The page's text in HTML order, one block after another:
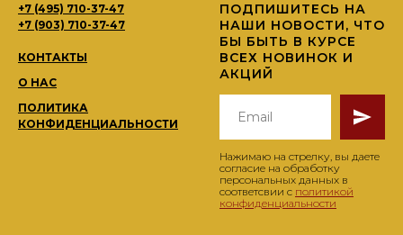
+7 (495) 710-37-47
+7 (903) 710-37-47
КОНТАКТЫ
О НАС
ПОЛИТИКА
КОНФИДЕНЦИАЛЬНОСТИ
ПОДПИШИТЕСЬ НА
НАШИ НОВОСТИ, ЧТО
БЫ БЫТЬ В КУРСЕ
ВСЕХ НОВИНОК И
АКЦИЙ
Нажимаю на стрелку, вы даете
согласие на обработку
персональных данных в
соответсвии с политикой
конфиденциальности